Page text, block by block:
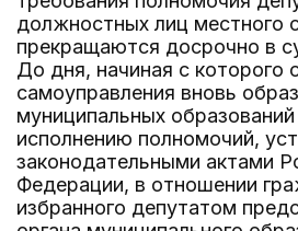
должностных лиц местного
прекращаются досрочно в
До дня, начиная с которого
самоуправления вновь
муниципальных
исполнению полномочий,
законодательными актами
Федерации, в отношении
избранного депутатом